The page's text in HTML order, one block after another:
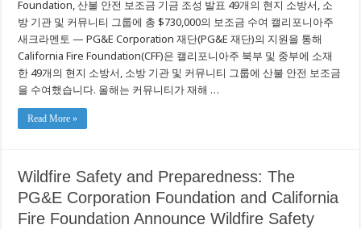
Preparedness:
PG&E
Corporation
Foundation
and
California
Fire
Announce
Foundation, 산불 안전 보조금 기금 조성 발표 49개의 현지 소방서, 소
방 기관 및 커뮤니티 그룹에 총 $730,000의 보조금 수여 캘리포니아주
새크라멘토 — PG&E Corporation 재단(PG&E 재단)의 지원을 통해
California Fire Foundation(CFF)은 캘리포니아주 북부 및 중부에 소재
한 49개의 현지 소방서, 소방 기관 및 커뮤니티 그룹에 산불 안전 보조금
을 수여했습니다. 올해는 커뮤니티가 재해 …
Read More »
Wildfire Safety and Preparedness: The
PG&E Corporation Foundation and California
Fire Foundation Announce Wildfire Safety